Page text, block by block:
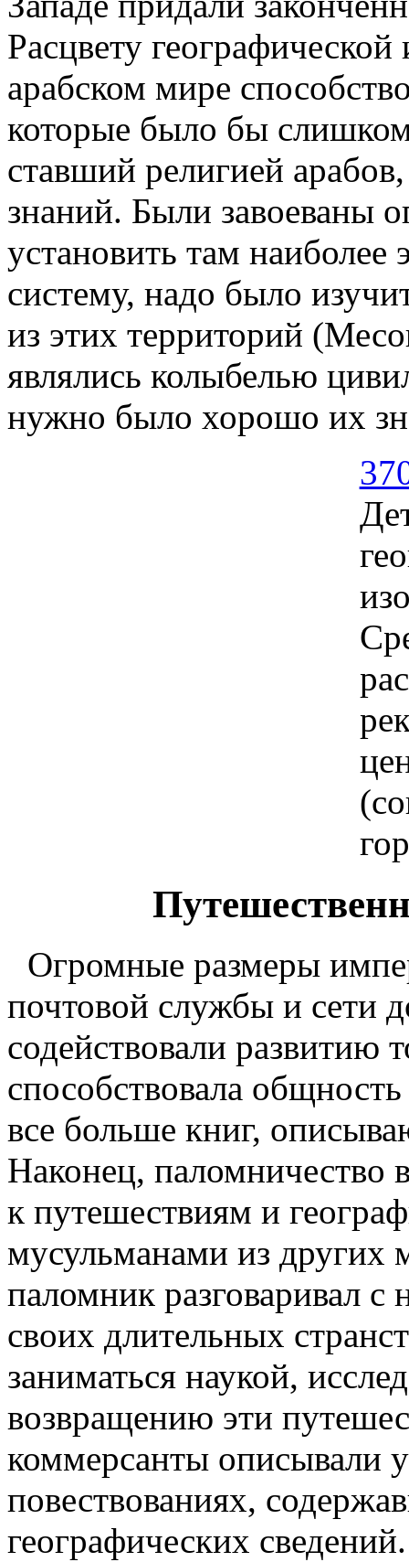
Расцвету
арабском мире
которые было бы
ставший религией
знаний. Были завоеваны
установить там
систему, надо было
из этих территорий
являлись колыбелью
нужно было хорошо их
Огромные размеры
почтовой службы и сети
содействовали развитию
способствовала
все больше книг,
Наконец, паломничество
к путешествиям и
мусульманами из других
паломник разговаривал
своих длительных
заниматься наукой,
возвращению эти
коммерсанты описывали
повествованиях,
географических сведений.